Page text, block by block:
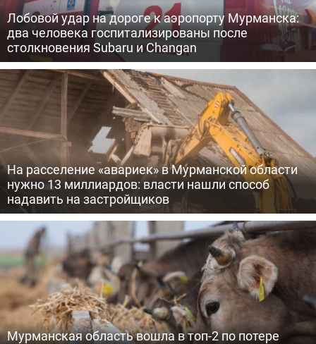
Лобовой удар на дороге к аэропорту Мурманска:
два человека госпитализированы после
столкновения Subaru и Changan
На расселение «авариек» в Мурманской области
нужно 13 миллиардов: власти нашли способ
надавить на застройщиков
Мурманская область вошла в топ-2 по потере